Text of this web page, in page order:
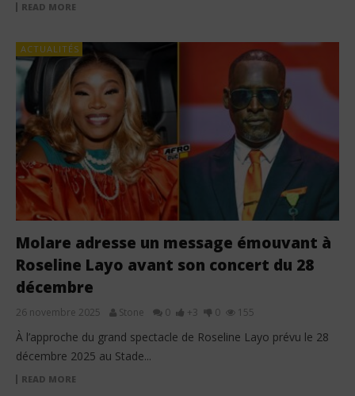
READ MORE
ACTUALITÉS
Molare adresse un message émouvant à
Roseline Layo avant son concert du 28
décembre
26 novembre 2025 Stone 0 +3 0 155
À l’approche du grand spectacle de Roseline Layo prévu le 28
décembre 2025 au Stade...
READ MORE